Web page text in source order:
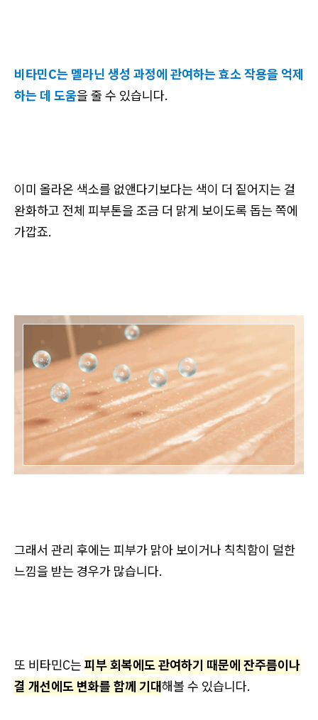
비타민C는 멜라닌 생성 과정에 관여하는 효소 작용을 억제
하는 데 도움을 줄 수 있습니다.
이미 올라온 색소를 없앤다기보다는 색이 더 짙어지는 걸
완화하고 전체 피부톤을 조금 더 맑게 보이도록 돕는 쪽에
가깝죠.
그래서 관리 후에는 피부가 맑아 보이거나 칙칙함이 덜한
느낌을 받는 경우가 많습니다.
또 비타민C는 피부 회복에도 관여하기 때문에 잔주름이나
결 개선에도 변화를 함께 기대해볼 수 있습니다.